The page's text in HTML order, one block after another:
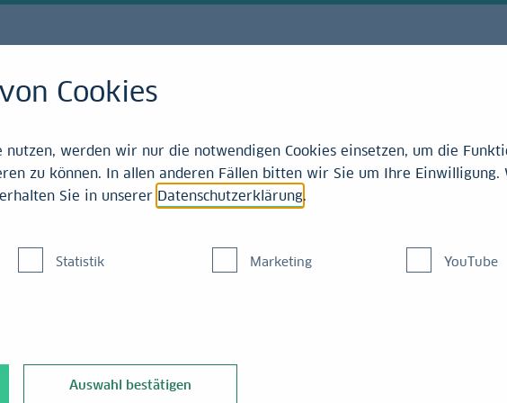
ist der Schuldschein. Damit lässt sich über die LBBW der
zuKommunaldarlehenund
Pfalz und Sachsen, über die LBBW neue
Cookies
nutzen, werden wir nur die notwendigen Cookies einsetzen, um die
zu können. In allen anderen Fällen bitten wir Sie um Ihre Einwilligung.
Sie in unserer Datenschutzerklärung.
Statistik Marketing YouTube
Auswahl bestätigen